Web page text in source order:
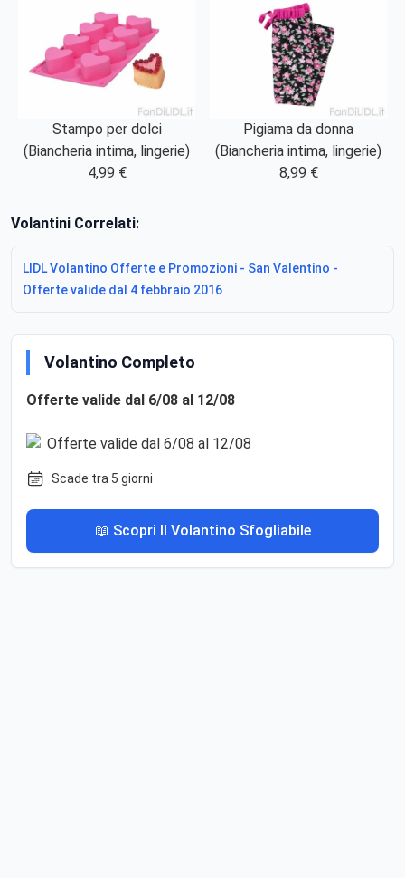
Stampo per dolci
(Biancheria intima, lingerie)
4,99 €
Pigiama da donna
(Biancheria intima, lingerie)
8,99 €
Volantini Correlati:
LIDL Volantino Offerte e Promozioni - San Valentino -
Offerte valide dal 4 febbraio 2016
Volantino Completo
Offerte valide dal 6/08 al 12/08
Scade tra 5 giorni
📖 Scopri Il Volantino Sfogliabile